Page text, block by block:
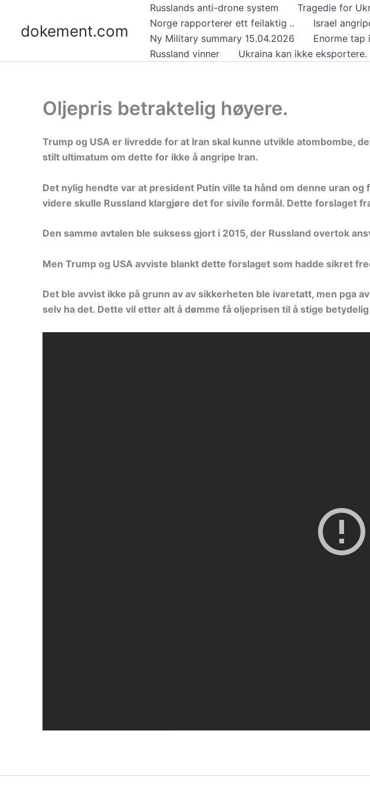
dokement.com
Russlands anti-drone system Tragedie for
Norge rapporterer ett feilaktig ..
Israel
Ny Military summary 15.04.2026
Enorme tap
Russland vinner
Ukraina kan ikke eksportere.
Oljepris betraktelig høyere.
Trump og USA er livredde for at Iran skal kunne utvikle atombombe,
stilt ultimatum om dette for ikke å angripe Iran.
Det nylig hendte var at president Putin ville ta hånd om denne uran
videre skulle Russland klargjøre det for sivile formål. Dette forslaget
Den samme avtalen ble suksess gjort i 2015, der Russland overtok
Men Trump og USA avviste blankt dette forslaget som hadde sikret
Det ble avvist ikke på grunn av av sikkerheten ble ivaretatt, men pga
selv ha det. Dette vil etter alt å dømme få oljeprisen til å stige